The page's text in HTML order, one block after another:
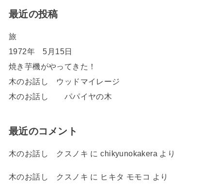
最近の投稿
旅
1972年 5月15日
焼き芋機がやってきた！
木のお話し ウッドマイレージ
木のお話し パパイヤの木
最近のコメント
木のお話し クスノキ にchikyunokakera より
木のお話し クスノキ に ヒキタ モモコ より